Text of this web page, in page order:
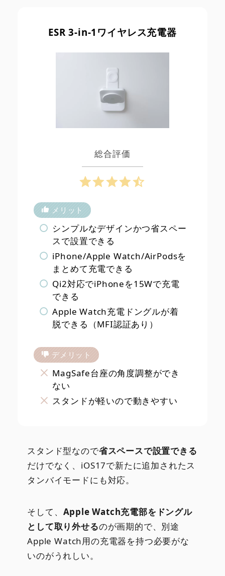
ESR 3-in-1ワイヤレス充電器
総合評価
メリット
シンプルなデザインかつ省スペー
スで設置できる
iPhone/Apple Watch/AirPodsを
まとめて充電できる
Qi2対応でiPhoneを15Wで充電
できる
Apple Watch充電ドングルが着
脱できる（MFI認証あり）
デメリット
MagSafe台座の角度調整ができ
ない
スタンドが軽いので動きやすい
スタンド型なので省スペースで設置できる
だけでなく、iOS17で新たに追加されたス
タンバイモードにも対応。
そして、 Apple Watch充電部をドングル
として取り外せるのが画期的で、別途
Apple Watch用の充電器を持つ必要がな
いのがうれしい。